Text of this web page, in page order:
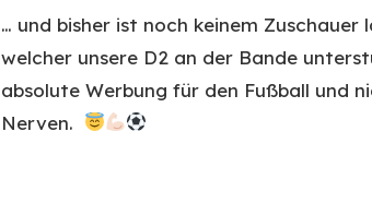
… und bisher ist noch keinem Zuschauer
welcher unsere D2 an der Bande
absolute Werbung für den Fußball und
Nerven.